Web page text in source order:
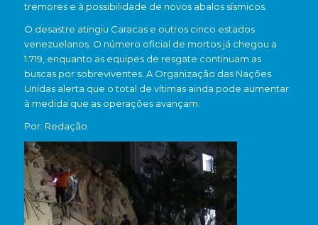
tremores e à possibilidade de novos abalos sísmicos.
O desastre atingiu Caracas e outros cinco estados
venezuelanos. O número oficial de mortos já chegou a
1.719, enquanto as equipes de resgate continuam as
buscas por sobreviventes. A Organização das Nações
Unidas alerta que o total de vítimas ainda pode aumentar
à medida que as operações avançam.
Por: Redação